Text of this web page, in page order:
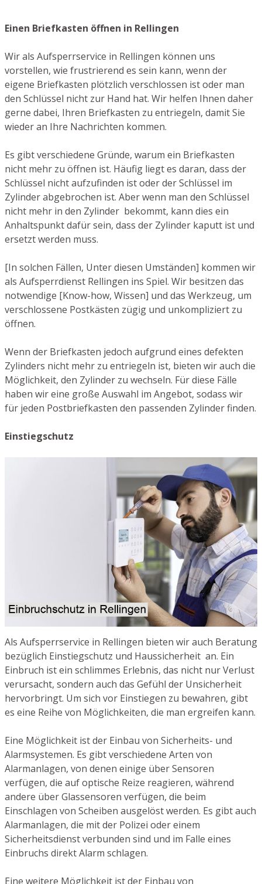
Einen Briefkasten öffnen in Rellingen
Wir als Aufsperrservice in Rellingen können uns
vorstellen, wie frustrierend es sein kann, wenn der
eigene Briefkasten plötzlich verschlossen ist oder man
den Schlüssel nicht zur Hand hat. Wir helfen Ihnen daher
gerne dabei, Ihren Briefkasten zu entriegeln, damit Sie
wieder an Ihre Nachrichten kommen.
Es gibt verschiedene Gründe, warum ein Briefkasten
nicht mehr zu öffnen ist. Häufig liegt es daran, dass der
Schlüssel nicht aufzufinden ist oder der Schlüssel im
Zylinder abgebrochen ist. Aber wenn man den Schlüssel
nicht mehr in den Zylinder bekommt, kann dies ein
Anhaltspunkt dafür sein, dass der Zylinder kaputt ist und
ersetzt werden muss.
[In solchen Fällen, Unter diesen Umständen] kommen wir
als Aufsperrdienst Rellingen ins Spiel. Wir besitzen das
notwendige [Know-how, Wissen] und das Werkzeug, um
verschlossene Postkästen zügig und unkompliziert zu
öffnen.
Wenn der Briefkasten jedoch aufgrund eines defekten
Zylinders nicht mehr zu entriegeln ist, bieten wir auch die
Möglichkeit, den Zylinder zu wechseln. Für diese Fälle
haben wir eine große Auswahl im Angebot, sodass wir
für jeden Postbriefkasten den passenden Zylinder finden.
Einstiegschutz
Als Aufsperrservice in Rellingen bieten wir auch Beratung
bezüglich Einstiegschutz und Haussicherheit an. Ein
Einbruch ist ein schlimmes Erlebnis, das nicht nur Verlust
verursacht, sondern auch das Gefühl der Unsicherheit
hervorbringt. Um sich vor Einstiegen zu bewahren, gibt
es eine Reihe von Möglichkeiten, die man ergreifen kann.
Eine Möglichkeit ist der Einbau von Sicherheits- und
Alarmsystemen. Es gibt verschiedene Arten von
Alarmanlagen, von denen einige über Sensoren
verfügen, die auf optische Reize reagieren, während
andere über Glassensoren verfügen, die beim
Einschlagen von Scheiben ausgelöst werden. Es gibt auch
Alarmanlagen, die mit der Polizei oder einem
Sicherheitsdienst verbunden sind und im Falle eines
Einbruchs direkt Alarm schlagen.
Eine weitere Möglichkeit ist der Einbau von